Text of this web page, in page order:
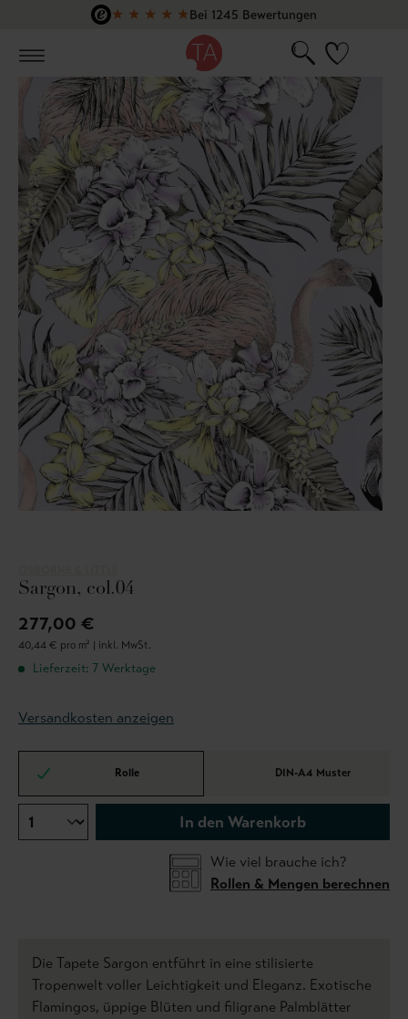
Zum Hauptinhalt springen
★ ★ ★ ★ ★Bei 1245 Bewertungen
Sargon, col.04
277,00 €
40,44 € pro m² | inkl. MwSt.
Lieferzeit: 7 Werktage
Versandkosten anzeigen
Rolle DIN-A4 Muster
In den Warenkorb
Wie viel brauche ich?
Rollen & Mengen berechnen
Die Tapete Sargon entführt in eine stilisierte
Tropenwelt voller Leichtigkeit und Eleganz. Exotische
Flamingos, üppige Blüten und filigrane Palmblätter